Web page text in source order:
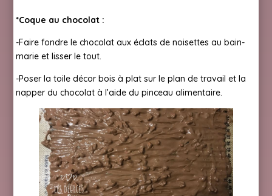
*Coque au chocolat :
-Faire fondre le chocolat aux éclats de noisettes au bain-
marie et lisser le tout.
-Poser la toile décor bois à plat sur le plan de travail et la
napper du chocolat à l’aide du pinceau alimentaire.